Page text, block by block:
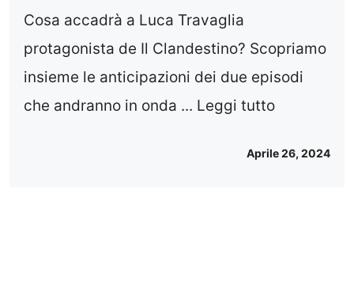
Cosa accadrà a Luca Travaglia
protagonista de Il Clandestino? Scopriamo
insieme le anticipazioni dei due episodi
che andranno in onda ... Leggi tutto
Aprile 26, 2024